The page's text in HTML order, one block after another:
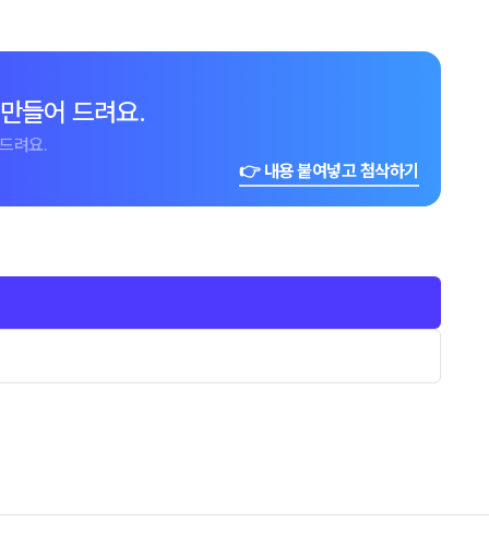
들어 드려요.
려요.
👉 내용 붙여넣고 첨삭하기